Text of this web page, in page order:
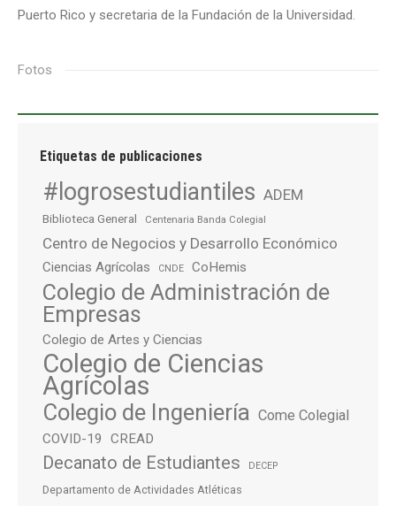
Puerto Rico y secretaria de la Fundación de la Universidad.
Fotos
Etiquetas de publicaciones
#logrosestudiantiles ADEM
Biblioteca General Centenaria Banda Colegial
Centro de Negocios y Desarrollo Económico
Ciencias Agrícolas CNDE CoHemis
Colegio de Administración de
Empresas
Colegio de Artes y Ciencias
Colegio de Ciencias
Agrícolas
Colegio de Ingeniería Come Colegial
COVID-19 CREAD
Decanato de Estudiantes DECEP
Departamento de Actividades Atléticas